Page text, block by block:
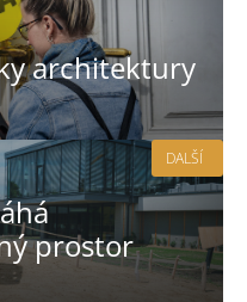
architektury
prostor
DALŠÍ